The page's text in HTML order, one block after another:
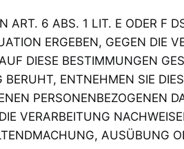
6 ABS. 1 LIT. E ODER F
ERGEBEN, GEGEN DIE
DIESE BESTIMMUNGEN
ENTNEHMEN SIE
PERSONENBEZOGENEN
VERARBEITUNG
AUSÜBUNG